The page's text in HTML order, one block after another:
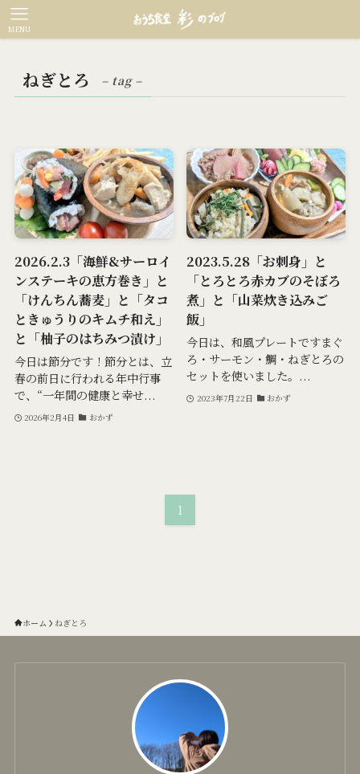
MENU
ねぎとろ – tag –
2026.2.3「海鮮&サーロイ
ンステーキの恵方巻き」と
「けんちん蕎麦」と「タコ
ときゅうりのキムチ和え」
と「柚子のはちみつ漬け」
今日は節分です！節分とは、立
春の前日に行われる年中行事
で、“一年間の健康と幸せ...
2026年2月4日 おかず
2023.5.28「お刺身」と
「とろとろ赤カブのそぼろ
煮」と「山菜炊き込みご
飯」
今日は、和風プレートですまぐ
ろ・サーモン・鯛・ねぎとろの
セットを使いました。...
2023年7月22日 おかず
1
ホーム ねぎとろ